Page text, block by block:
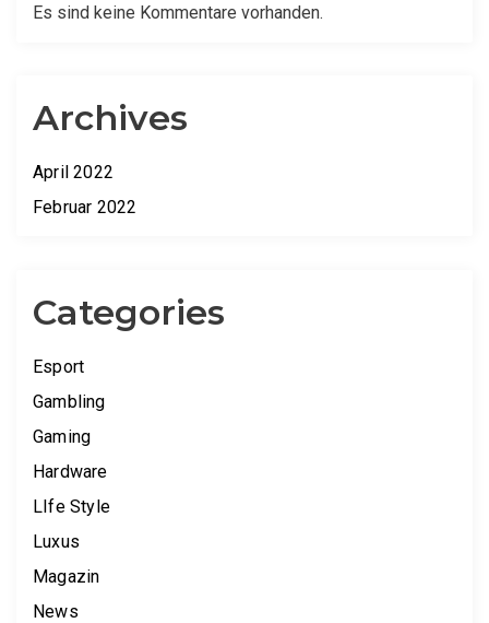
Es sind keine Kommentare vorhanden.
Archives
April 2022
Februar 2022
Categories
Esport
Gambling
Gaming
Hardware
LIfe Style
Luxus
Magazin
News